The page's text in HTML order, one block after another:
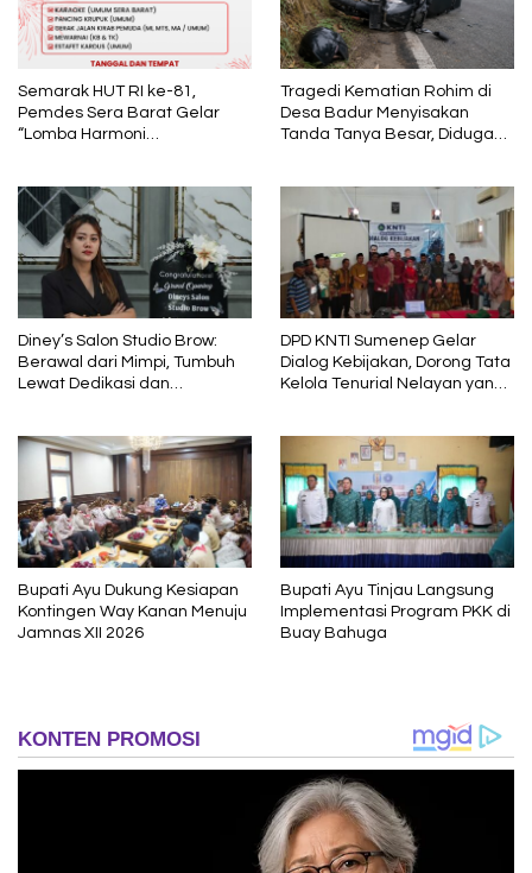
Semarak HUT RI ke-81,
Pemdes Sera Barat Gelar
“Lomba Harmoni
Tragedi Kematian Rohim di
Desa Badur Menyisakan
Tanda Tanya Besar, Diduga
Diney’s Salon Studio Brow:
Berawal dari Mimpi, Tumbuh
Lewat Dedikasi dan
DPD KNTI Sumenep Gelar
Dialog Kebijakan, Dorong Tata
Kelola Tenurial Nelayan yang
Bupati Ayu Dukung Kesiapan
Kontingen Way Kanan Menuju
Jamnas XII 2026
Bupati Ayu Tinjau Langsung
Implementasi Program PKK di
Buay Bahuga